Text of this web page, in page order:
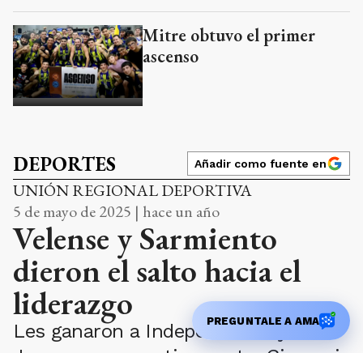
Mitre obtuvo el primer
ascenso
DEPORTES Añadir como fuente en
UNIÓN REGIONAL DEPORTIVA
5 de mayo de 2025 | hace un año
Velense y Sarmiento
dieron el salto hacia el
liderazgo
Les ganaron a Independiente y
PREGUNTALE A AMA